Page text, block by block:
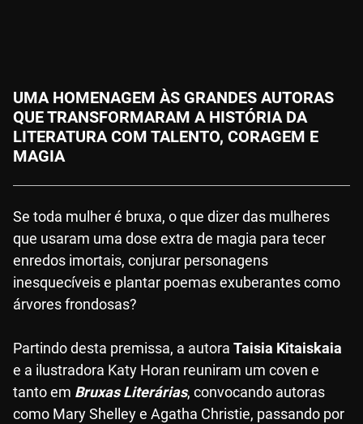
UMA HOMENAGEM ÀS GRANDES AUTORAS
QUE TRANSFORMARAM A HISTÓRIA DA
LITERATURA COM TALENTO, CORAGEM E
MAGIA
Se toda mulher é bruxa, o que dizer das mulheres
que usaram uma dose extra de magia para tecer
enredos imortais, conjurar personagens
inesquecíveis e plantar poemas exuberantes como
árvores frondosas?
Partindo desta premissa, a autora Taisia Kitaiskaia
e a ilustradora Katy Horan reuniram um coven e
tanto em Bruxas Literárias, convocando autoras
como Mary Shelley e Agatha Christie, passando por